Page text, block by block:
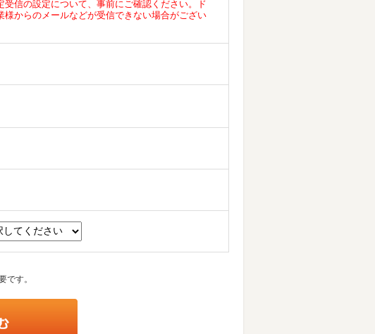
信の設定について、事前にご確認ください。ド
からのメールなどが受信できない場合がござい
です。